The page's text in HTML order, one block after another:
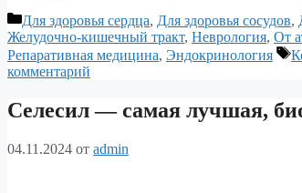
Рубрики
Для здоровья сердца, Для здоровья сосудов,
Желудочно-кишечный тракт, Неврология, От
Репаративная медицина, Эндокринология
комментарий
Селесил — самая лучшая,
04.11.2024 от admin